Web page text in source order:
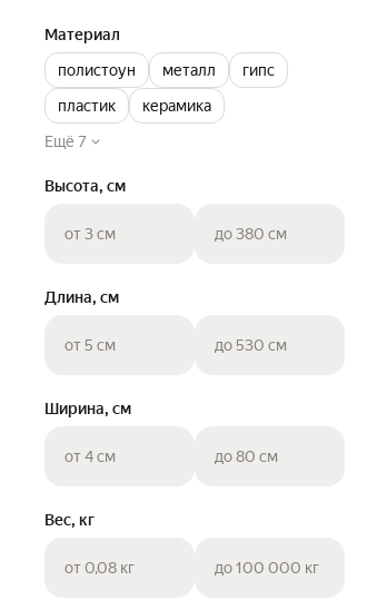
Материал
полистоун
металл
гипс
пластик
керамика
Ещё 7
Высота, см
от 3 см до 380 см
Длина, см
от 5 см до 530 см
Ширина, см
от 4 см до 80 см
Вес, кг
от 0,08 кг до 100 000 кг